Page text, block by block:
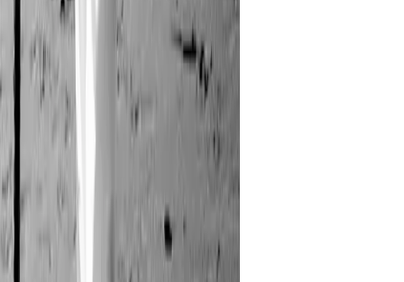
Akaryakıt
Araç
E-Ticaret
Eğlence
Elektronik
Dekorasyon
Moda & Kozmetik
Diğer
Çözümler